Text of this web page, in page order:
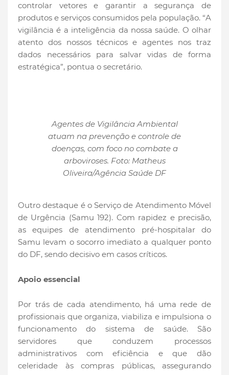
controlar vetores e garantir a segurança de
produtos e serviços consumidos pela população. “A
vigilância é a inteligência da nossa saúde. O olhar
atento dos nossos técnicos e agentes nos traz
dados necessários para salvar vidas de forma
estratégica”, pontua o secretário.
Agentes de Vigilância Ambiental
atuam na prevenção e controle de
doenças, com foco no combate a
arboviroses. Foto: Matheus
Oliveira/Agência Saúde DF
Outro destaque é o Serviço de Atendimento Móvel
de Urgência (Samu 192). Com rapidez e precisão,
as equipes de atendimento pré-hospitalar do
Samu levam o socorro imediato a qualquer ponto
do DF, sendo decisivo em casos críticos.
Apoio essencial
Por trás de cada atendimento, há uma rede de
profissionais que organiza, viabiliza e impulsiona o
funcionamento do sistema de saúde. São
servidores que conduzem processos
administrativos com eficiência e que dão
celeridade às compras públicas, assegurando